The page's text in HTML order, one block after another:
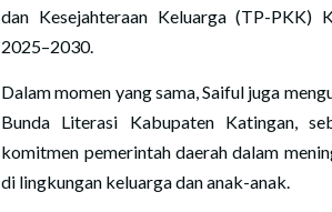
dan Kesejahteraan Keluarga (TP-PKK)
2025–2030.
Dalam momen yang sama, Saiful juga
Bunda Literasi Kabupaten Katingan,
komitmen pemerintah daerah dalam
di lingkungan keluarga dan anak-anak.